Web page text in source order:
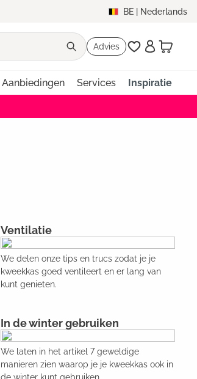
BE | Nederlands
Advies
Aanbiedingen Services Inspiratie
Ventilatie
We delen onze tips en trucs zodat je je
kweekkas goed ventileert en er lang van
kunt genieten.
In de winter gebruiken
We laten in het artikel 7 geweldige
manieren zien waarop je je kweekkas ook in